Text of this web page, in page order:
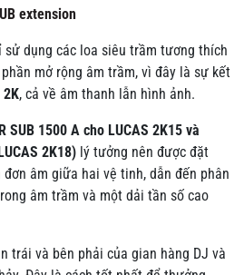
extension
sử dụng các loa siêu trầm tương thích
mở rộng âm trầm, vì đây là sự kết
2K, cả về âm thanh lẫn hình ảnh.
SUB 1500 A cho LUCAS 2K15 và
2K18) lý tưởng nên được đặt
âm giữa hai vệ tinh, dẫn đến phân
âm trầm và một dải tần số cao
trái và bên phải của gian hàng DJ và